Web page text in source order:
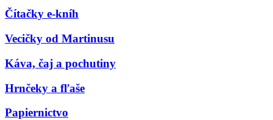
Čítačky e-kníh
Vecičky od Martinusu
Káva, čaj a pochutiny
Hrnčeky a fľaše
Papiernictvo